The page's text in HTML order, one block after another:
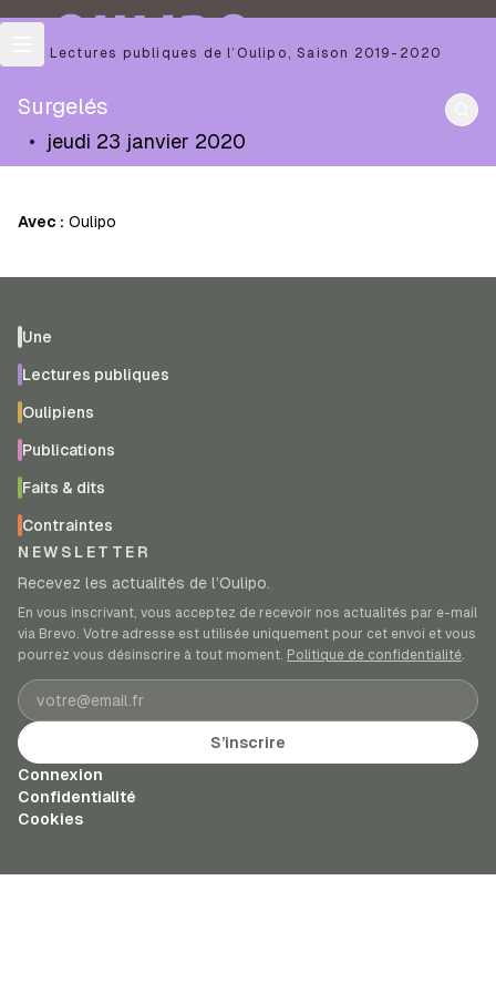
OULIPO
Les Lectures publiques de l’Oulipo ,Saison 2019-2020
Surgelés
• jeudi 23 janvier 2020
Avec : Oulipo
Une
Lectures publiques
Oulipiens
Publications
Faits & dits
Contraintes
NEWSLETTER
Recevez les actualités de l’Oulipo.
En vous inscrivant, vous acceptez de recevoir nos actualités par e-mail
via Brevo. Votre adresse est utilisée uniquement pour cet envoi et vous
pourrez vous désinscrire à tout moment. Politique de confidentialité.
Adresse e-mail
S’inscrire
Connexion
Confidentialité
Cookies